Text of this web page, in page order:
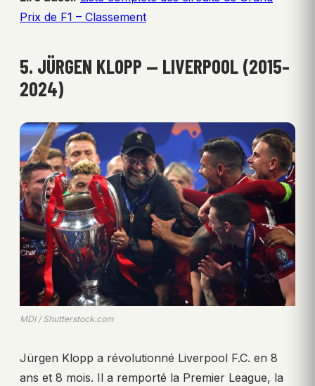
Prix de F1 – Classement
5. JÜRGEN KLOPP — LIVERPOOL (2015–
2024)
MDI / Shutterstock.com
Jürgen Klopp a révolutionné Liverpool F.C. en 8
ans et 8 mois. Il a remporté la Premier League, la